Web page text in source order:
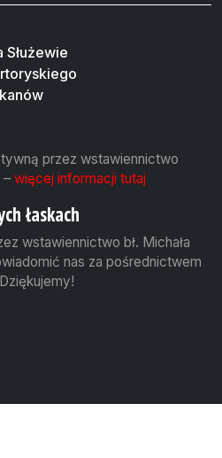
przez wstawiennictwo
– więcej informacji tutaj
łaskach
wstawiennictwo bł. Michała
nas za pośrednictwem
Dziękujemy!